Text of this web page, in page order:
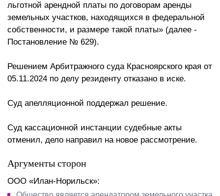
льготной арендной платы по договорам аренды
земельных участков, находящихся в федеральной
собственности, и размере такой платы» (далее -
Постановление № 629).
Решением Арбитражного суда Красноярского края от
05.11.2024 по делу резиденту отказано в иске.
Суд апелляционной поддержал решение.
Суд кассационной инстанции судебные акты
отменил, дело направил на новое рассмотрение.
Аргументы сторон
ООО «Илан-Норильск»: